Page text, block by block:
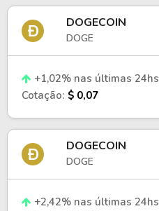
DOGECOIN
DOGE
+1,02% nas últimas 24hs
Cotação: $ 0,07
DOGECOIN
DOGE
+2,42% nas últimas 24hs